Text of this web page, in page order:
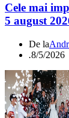
Cele mai
5 august
De la
.8/5/2026